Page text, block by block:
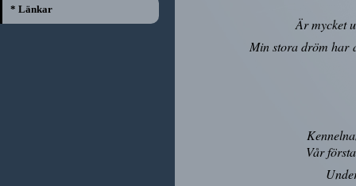
* Länkar
Är mycket
Min stora dröm har
Vår